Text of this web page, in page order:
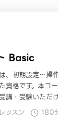
Basic
、初期設定〜操
資格です。本コ
・受験いただけ
ッスン 180